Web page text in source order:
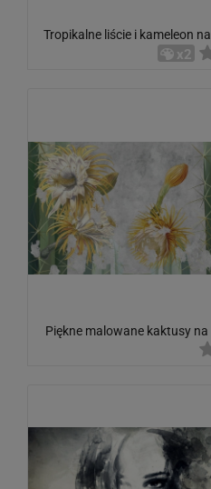
Tropikalne liście i kameleon na
betonowej ścianie x2
Piękne malowane kaktusy na